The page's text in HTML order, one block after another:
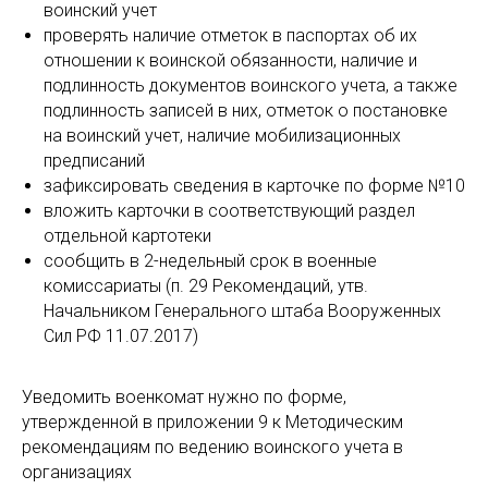
воинский учет
проверять наличие отметок в паспортах об их
отношении к воинской обязанности, наличие и
подлинность документов воинского учета, а также
подлинность записей в них, отметок о постановке
на воинский учет, наличие мобилизационных
предписаний
зафиксировать сведения в карточке по форме №10
вложить карточки в соответствующий раздел
отдельной картотеки
сообщить в 2-недельный срок в военные
комиссариаты (п. 29 Рекомендаций, утв.
Начальником Генерального штаба Вооруженных
Сил РФ 11.07.2017)
Уведомить военкомат нужно по форме,
утвержденной в приложении 9 к Методическим
рекомендациям по ведению воинского учета в
организациях